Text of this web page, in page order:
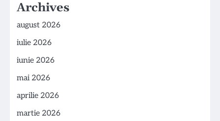
Archives
august 2026
iulie 2026
iunie 2026
mai 2026
aprilie 2026
martie 2026